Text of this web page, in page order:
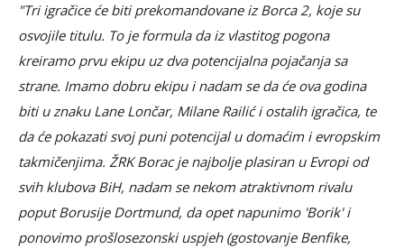
"Tri igračice će biti prekomandovane iz Borca 2, koje su
osvojile titulu. To je formula da iz vlastitog pogona
kreiramo prvu ekipu uz dva potencijalna pojačanja sa
strane. Imamo dobru ekipu i nadam se da će ova godina
biti u znaku Lane Lončar, Milane Railić i ostalih igračica, te
da će pokazati svoj puni potencijal u domaćim i evropskim
takmičenjima. ŽRK Borac je najbolje plasiran u Evropi od
svih klubova BiH, nadam se nekom atraktivnom rivalu
poput Borusije Dortmund, da opet napunimo 'Borik' i
ponovimo prošlosezonski uspjeh (gostovanje Benfike,